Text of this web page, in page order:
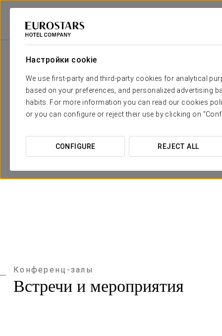
Настройки cookie
We use first-party and third-party cookies for analytical
based on your preferences, and personalized advertising
habits. For more information you can read our cookies
or you can configure or reject their use by clicking on
CONFIGURE REJECT ALL
Конференц-залы
Встречи и мероприятия
Зала
Girasoles
Alcatraces 34 m2 x
Barcelona 65 m 2 x